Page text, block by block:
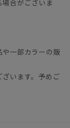
合がございま
一部カラーの販
います。予めご